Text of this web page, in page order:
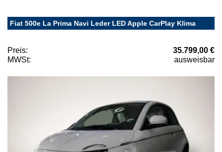
Fiat 500e La Prima Navi Leder LED Apple CarPlay Klima
Preis:
35.799,00 €
MWSt:
ausweisbar